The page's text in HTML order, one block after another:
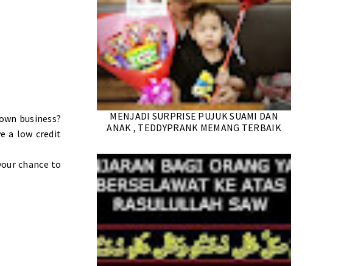
business?
a low credit
chance to
MENJADI SURPRISE PUJUK SUAMI DAN
ANAK , TEDDYPRANK MEMANG TERBAIK